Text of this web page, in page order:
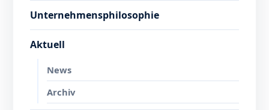
Unternehmensphilosophie
Aktuell
News
Archiv